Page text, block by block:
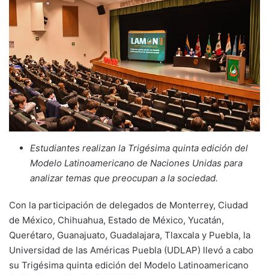
Estudiantes realizan la Trigésima quinta edición del
Modelo Latinoamericano de Naciones Unidas para
analizar temas que preocupan a la sociedad.
Con la participación de delegados de Monterrey, Ciudad
de México, Chihuahua, Estado de México, Yucatán,
Querétaro, Guanajuato, Guadalajara, Tlaxcala y Puebla, la
Universidad de las Américas Puebla (UDLAP) llevó a cabo
su Trigésima quinta edición del Modelo Latinoamericano